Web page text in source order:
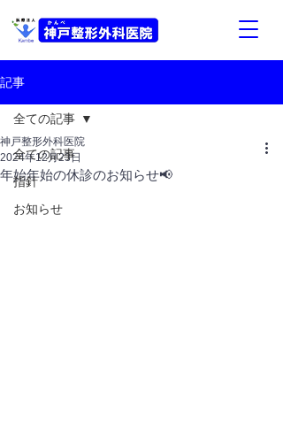
記事
全ての記事
指針
お知らせ
全ての記事
年始年始の休診のお知らせ📢
神戸整形外科医院
2024年12月23日